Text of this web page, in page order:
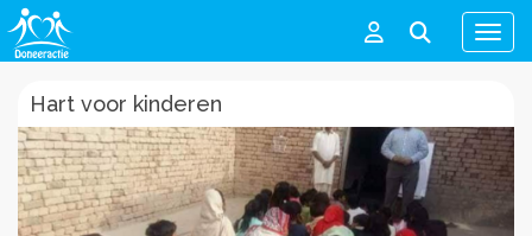
Menu
Hart voor kinderen